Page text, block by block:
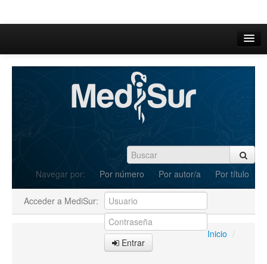
Inicio
Actual
Archivos
Navegar por: Por número Por autor/a Por título
Acceder a MediSur:
Entrar
Inicio /